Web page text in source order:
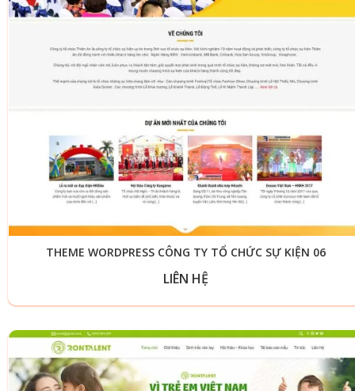
THEME WORDPRESS CÔNG TY TỔ CHỨC SỰ KIỆN 06
LIÊN HỆ